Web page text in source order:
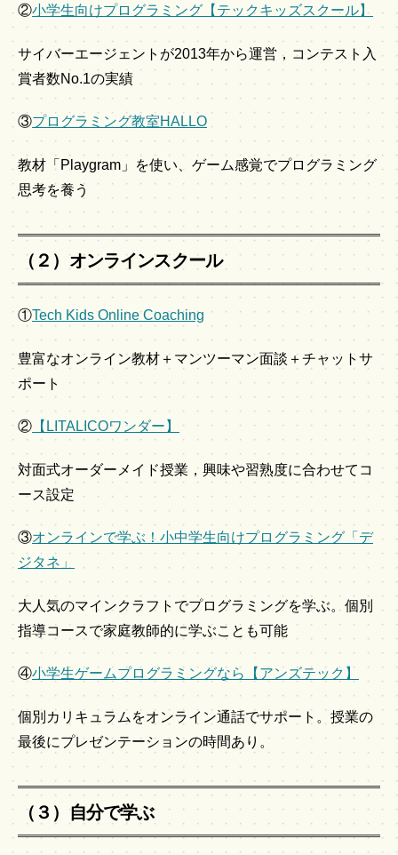
②小学生向けプログラミング【テックキッズスクール】
サイバーエージェントが2013年から運営，コンテスト入
賞者数No.1の実績
③プログラミング教室HALLO
教材「Playgram」を使い、ゲーム感覚でプログラミング
思考を養う
（２）オンラインスクール
①Tech Kids Online Coaching
豊富なオンライン教材＋マンツーマン面談＋チャットサ
ポート
② 【LITALICOワンダー】
対面式オーダーメイド授業，興味や習熟度に合わせてコ
ース設定
③オンラインで学ぶ！小中学生向けプログラミング「デ
ジタネ」
大人気のマインクラフトでプログラミングを学ぶ。個別
指導コースで家庭教師的に学ぶことも可能
④小学生ゲームプログラミングなら【アンズテック】
個別カリキュラムをオンライン通話でサポート。授業の
最後にプレゼンテーションの時間あり。
（３）自分で学ぶ